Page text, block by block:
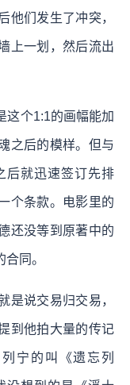
他们发生了冲突，
上一划，然后流出
这个1:1的画幅能加
之后的模样。但与
后就迅速签订先排
个条款。电影里的
还没等到原著中的
同。
是说交易归交易，
到他拍大量的传记
宁的叫《遗忘列